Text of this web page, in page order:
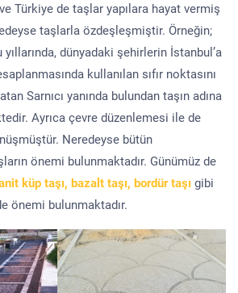
Türkiye de taşlar yapılara hayat vermiş
taşlarla özdeşleşmiştir. Örneğin;
dünyadaki şehirlerin İstanbul’a
kullanılan sıfır noktasını
Sarnıcı yanında bulundan taşın adına
Ayrıca çevre düzenlemesi ile de
Neredeyse bütün
önemi bulunmaktadır. Günümüz de
küp taşı, bazalt taşı, bordür taşı gibi
önemi bulunmaktadır.